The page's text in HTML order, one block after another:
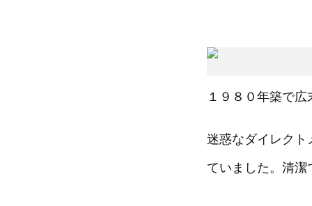
１９８０年築で
迷惑なダイレクト
ていました。清